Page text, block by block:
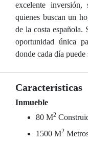
excelente
quienes buscan un
de la costa española.
oportunidad única
donde cada día
Características
Inmueble
80 M2
1500 M2